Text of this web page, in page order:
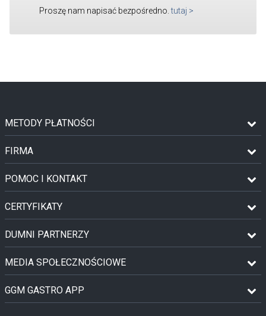
Proszę nam napisać bezpośredno. tutaj >
METODY PŁATNOŚCI
FIRMA
POMOC I KONTAKT
CERTYFIKATY
DUMNI PARTNERZY
MEDIA SPOŁECZNOŚCIOWE
GGM GASTRO APP